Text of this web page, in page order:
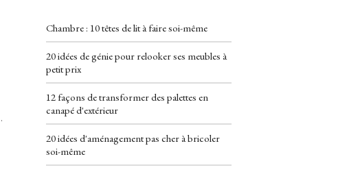
Chambre : 10 têtes de lit à faire soi-même
20 idées de génie pour relooker ses meubles à
petit prix
12 façons de transformer des palettes en
canapé d'extérieur
20 idées d'aménagement pas cher à bricoler
soi-même